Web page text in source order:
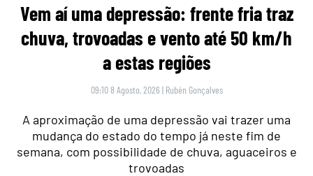
Vem aí uma depressão: frente fria traz
chuva, trovoadas e vento até 50 km/h
a estas regiões
09:10 8 Agosto, 2026 | Rubén Gonçalves
A aproximação de uma depressão vai trazer uma
mudança do estado do tempo já neste fim de
semana, com possibilidade de chuva, aguaceiros e
trovoadas